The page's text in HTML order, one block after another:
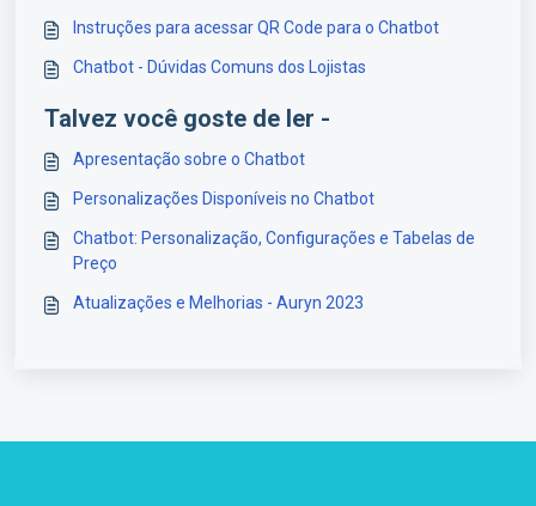
Instruções para acessar QR Code para o Chatbot
Chatbot - Dúvidas Comuns dos Lojistas
Talvez você goste de ler -
Apresentação sobre o Chatbot
Personalizações Disponíveis no Chatbot
Chatbot: Personalização, Configurações e Tabelas de
Preço
Atualizações e Melhorias - Auryn 2023